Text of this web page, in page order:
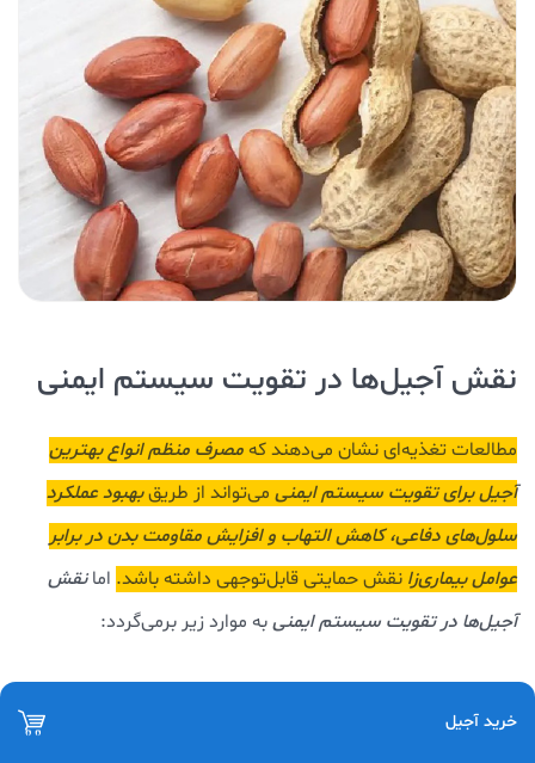
نقش آجیل‌ها در تقویت سیستم ایمنی
مطالعات تغذیه‌ای نشان می‌دهند کهمصرف منظم انواع بهترین
آجیل برای تقویت سیستم ایمنی می‌تواند از طریقبهبود عملکرد
سلول‌های دفاعی، کاهش التهاب و افزایش مقاومت بدن در برابر
عوامل بیماری‌زا نقش حمایتی قابل‌توجهی داشته باشد. امانقش
آجیل‌ها در تقویت سیستم ایمنیبه موارد زیر برمی‌گردد:
B به همراه مواد معدنی‌ای چون روی، منیزیم و سلنیوم در تنظیمخرید آجیل